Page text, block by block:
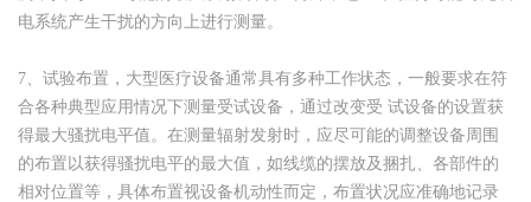
电系统产生干扰的方向上进行测量。
7、试验布置，大型医疗设备通常具有多种工作状态，一般要求在符
合各种典型应用情况下测量受试设备，通过改变受 试设备的设置获
得最大骚扰电平值。在测量辐射发射时，应尽可能的调整设备周围
的布置以获得骚扰电平的最大值，如线缆的摆放及捆扎、各部件的
相对位置等，具体布置视设备机动性而定，布置状况应准确地记录